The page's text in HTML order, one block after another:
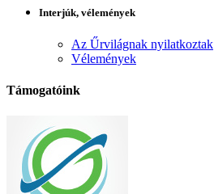
Interjúk, vélemények
Az Űrvilágnak nyilatkoztak
Vélemények
Támogatóink